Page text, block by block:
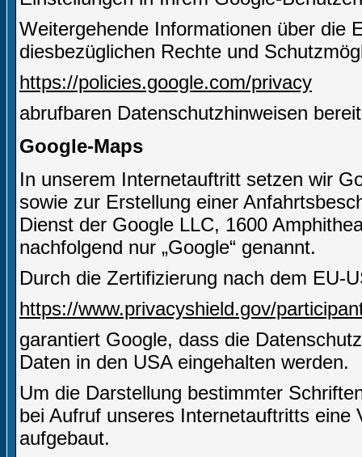
Weitergehende Informationen über die
diesbezüglichen Rechte und
https://policies.google.com/privacy
abrufbaren Datenschutzhinweisen
Google-Maps
In unserem Internetauftritt setzen wir
sowie zur Erstellung einer
Dienst der Google LLC, 1600
nachfolgend nur „Google“ genannt.
Durch die Zertifizierung nach dem EU-
https://www.privacyshield.gov/
garantiert Google, dass die
Daten in den USA eingehalten werden.
Um die Darstellung bestimmter
bei Aufruf unseres Internetauftritts eine
aufgebaut.